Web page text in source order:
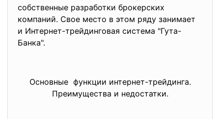
собственные разработки брокерских
компаний. Свое место в этом ряду занимает
и Интернет-трейдинговая система "Гута-
Банка".
Основные функции интернет-трейдинга.
Преимущества и недостатки.